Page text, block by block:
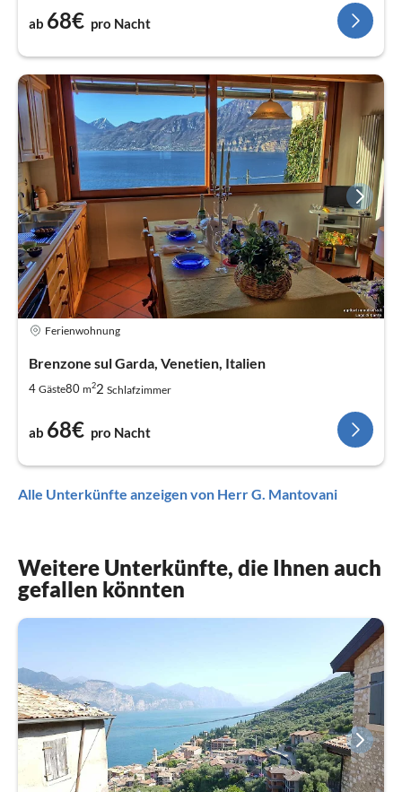
ab 68€ pro Nacht
Ferienwohnung
Brenzone sul Garda, Venetien, Italien
4 Gäste80 m22 Schlafzimmer
ab 68€ pro Nacht
Alle Unterkünfte anzeigen von Herr G. Mantovani
Weitere Unterkünfte, die Ihnen auch
gefallen könnten